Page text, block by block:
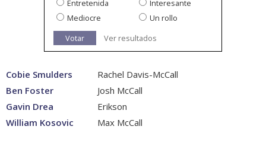
Entretenida
Interesante
Mediocre
Un rollo
Votar
Ver resultados
Cobie Smulders
Rachel Davis-McCall
Ben Foster
Josh McCall
Gavin Drea
Erikson
William Kosovic
Max McCall